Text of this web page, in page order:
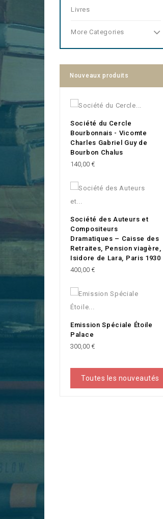
Livres
More Categories
Nouveaux produits
Société du Cercle
Bourbonnais - Vicomte
Charles Gabriel Guy de
Bourbon Chalus
Prix
140,00 €
Société des Auteurs et
Compositeurs
Dramatiques – Caisse des
Retraites, Pension viagère,
Isidore de Lara, Paris 1930
Prix
400,00 €
Emission Spéciale Étoile
Palace
Prix
300,00 €
Toutes les nouveautés